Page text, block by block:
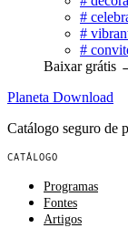
#
#
#
Baixar grátis
Planeta Download
Catálogo seguro de
CATÁLOGO
Programas
Fontes
Artigos